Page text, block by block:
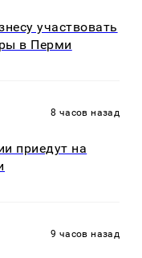
участвовать
в Перми
8 часов назад
приедут на
9 часов назад